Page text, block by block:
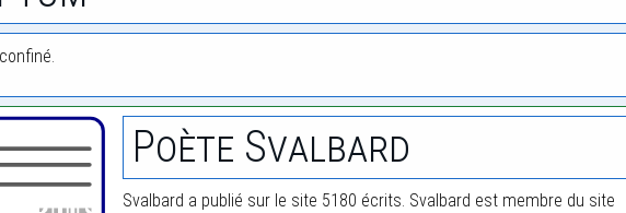
Poète Svalbard
Svalbard a publié sur le site 5180 écrits. Svalbard est membre du site